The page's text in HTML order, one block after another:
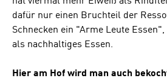
dafür nur einen Bruchteil der
Schnecken ein "Arme Leute
als nachhaltiges Essen.
Hier am Hof wird man auch